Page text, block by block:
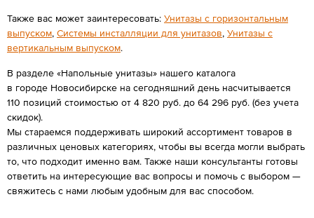
Также вас может заинтересовать: Унитазы с горизонтальным
выпуском, Системы инсталляции для унитазов, Унитазы с
вертикальным выпуском.
В разделе «Напольные унитазы» нашего каталога
в городе Новосибирске на сегодняшний день насчитывается
110 позиций стоимостью от 4 820 руб. до 64 296 руб. (без учета
скидок).
Мы стараемся поддерживать широкий ассортимент товаров в
различных ценовых категориях, чтобы вы всегда могли выбрать
то, что подходит именно вам. Также наши консультанты готовы
ответить на интересующие вас вопросы и помочь с выбором —
свяжитесь с нами любым удобным для вас способом.